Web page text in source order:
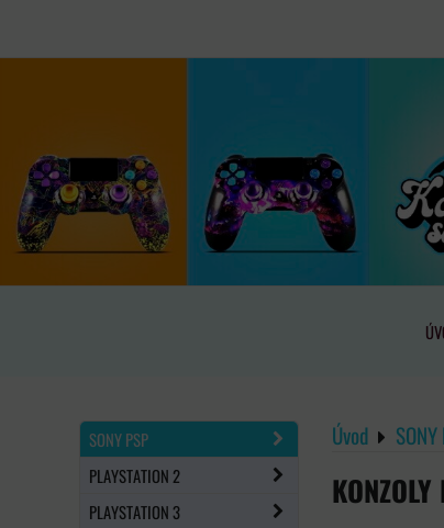
Úvod
SONY PSP
PLAYSTATION 2
PLAYSTATION 3